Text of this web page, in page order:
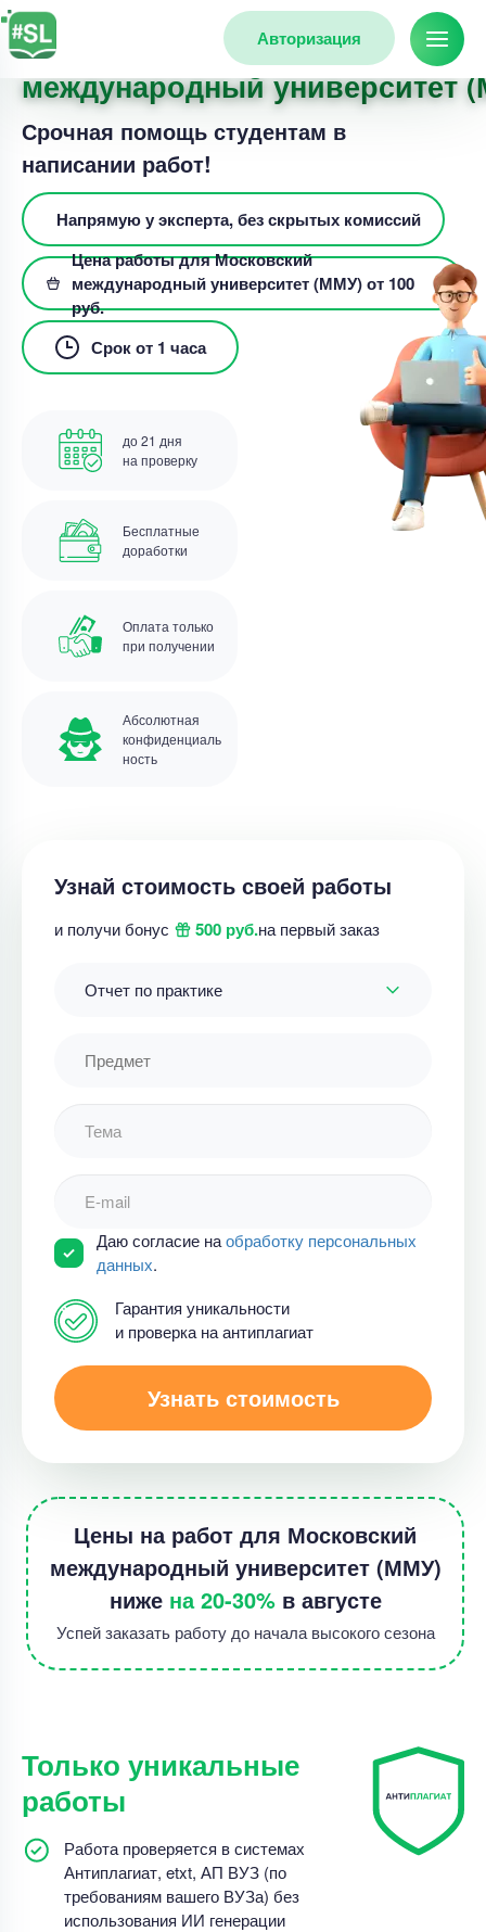
Авторизация
Заказать работу для
международный университет
Срочная помощь студентам в
написании работ!
Напрямую у эксперта, без скрытых комиссий
Цена работы для Московский
международный университет (ММУ) от 100
руб.
Срок от 1 часа
до 21 дня
на проверку
Бесплатные
доработки
Оплата только
при получении
Абсолютная
конфиденциаль
ность
Узнай стоимость своей работы
и получи бонус 500 руб.на первый заказ
Отчет по практике
Даю согласие наобработку персональных
данных.
Гарантия уникальности
и проверка на антиплагиат
Узнать стоимость
Цены на работ для Московский
международный университет (ММУ)
ниже на 20-30%в августе
Успей заказать работу до начала высокого сезона
Только уникальные
работы
Работа проверяется в системах
Антиплагиат, etxt, АП ВУЗ (по
требованиям вашего ВУЗа) без
использования ИИ генерации